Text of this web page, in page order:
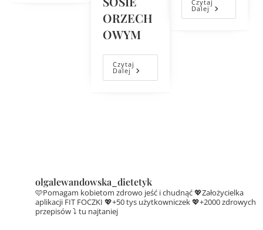
ORZECH
OWYM
Czytaj
Dalej
Czytaj
Dalej
olgalewandowska_dietetyk
🩷Pomagam kobietom zdrowo jeść i chudnąć💖Założycielka
aplikacji FIT FOCZKI 💖+50 tys użytkowniczek💖+2000 zdrowych
przepisów ⤵️ tu najtaniej